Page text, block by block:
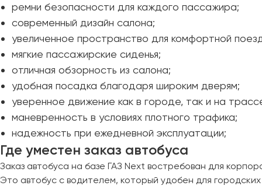
ремни безопасности для каждого пассажира;
современный дизайн салона;
увеличенное пространство для комфортной
мягкие пассажирские сиденья;
отличная обзорность из салона;
удобная посадка благодаря широким дверям;
уверенное движение как в городе, так и на
маневренность в условиях плотного трафика;
надежность при ежедневной эксплуатации;
Где уместен заказ автобуса
Заказ автобуса на базе ГАЗ Next востребован для
Это автобус с водителем, который удобен для
Вологда
Воронеж
Донецк
Евпатория
Екатеринбург
Иваново
Ижевск
Иркутск